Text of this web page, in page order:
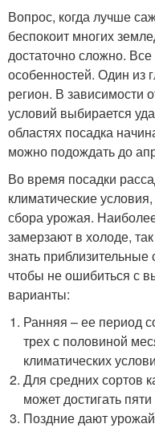
Вопрос, когда лучше
беспокоит многих
достаточно сложно.
особенностей. Один из
регион. В зависимости
условий выбирается
областях посадка
можно подождать до
Во время посадки
климатические
сбора урожая.
замерзают в холоде,
знать
чтобы не ошибиться с
варианты:
Ранняя – ее период
трех с половиной
климатических
Для средних сортов
может достигать
Поздние дают